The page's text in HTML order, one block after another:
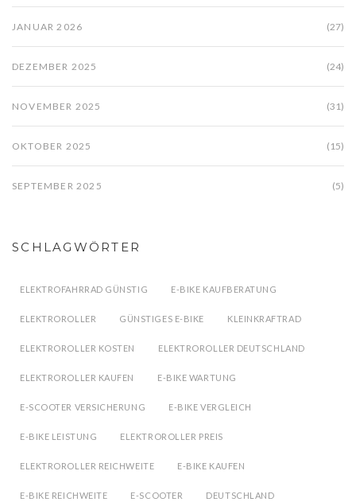
JANUAR 2026 (27)
DEZEMBER 2025 (24)
NOVEMBER 2025 (31)
OKTOBER 2025 (15)
SEPTEMBER 2025 (5)
SCHLAGWÖRTER
ELEKTROFAHRRAD GÜNSTIG E-BIKE KAUFBERATUNG
ELEKTROROLLER GÜNSTIGES E-BIKE KLEINKRAFTRAD
ELEKTROROLLER KOSTEN ELEKTROROLLER DEUTSCHLAND
ELEKTROROLLER KAUFEN E-BIKE WARTUNG
E-SCOOTER VERSICHERUNG E-BIKE VERGLEICH
E-BIKE LEISTUNG ELEKTROROLLER PREIS
ELEKTROROLLER REICHWEITE E-BIKE KAUFEN
E-BIKE REICHWEITE E-SCOOTER DEUTSCHLAND